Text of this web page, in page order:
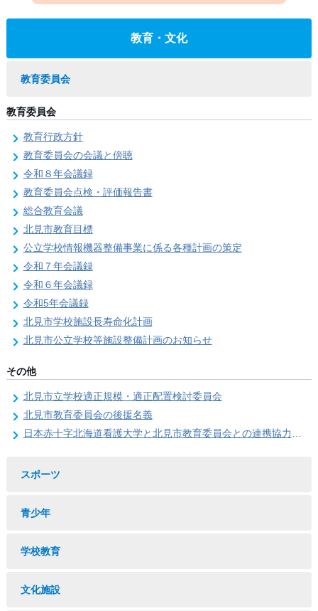
教育・文化
教育委員会
教育委員会
教育行政方針
教育委員会の会議と傍聴
令和８年会議録
教育委員会点検・評価報告書
総合教育会議
北見市教育目標
公立学校情報機器整備事業に係る各種計画の策定
令和７年会議録
令和６年会議録
令和5年会議録
北見市学校施設長寿命化計画
北見市公立学校等施設整備計画のお知らせ
その他
北見市立学校適正規模・適正配置検討委員会
北見市教育委員会の後援名義
日本赤十字北海道看護大学と北見市教育委員会との連携協力に関する協定の締結
スポーツ
青少年
学校教育
文化施設